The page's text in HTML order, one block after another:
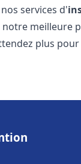
services d'
meilleure
plus